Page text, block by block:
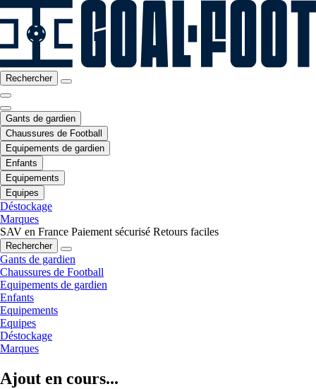
Rechercher
Gants de gardien
Chaussures de Football
Equipements de gardien
Enfants
Equipements
Equipes
Déstockage
Marques
SAV en France Paiement sécurisé Retours faciles
Rechercher
Gants de gardien
Chaussures de Football
Equipements de gardien
Enfants
Equipements
Equipes
Déstockage
Marques
Ajout en cours...